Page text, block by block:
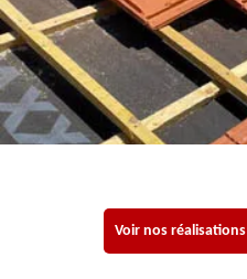
Voir nos réalisations